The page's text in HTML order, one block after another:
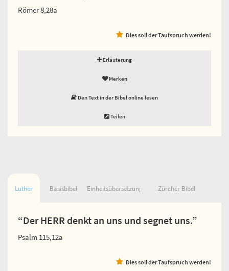
Römer 8,28a
Dies soll der Taufspruch werden!
Erläuterung
Merken
Den Text in der Bibel online lesen
Teilen
Luther Basisbibel Einheitsübersetzung Zürcher Bibel
“Der HERR denkt an uns und segnet uns.”
Psalm 115,12a
Dies soll der Taufspruch werden!